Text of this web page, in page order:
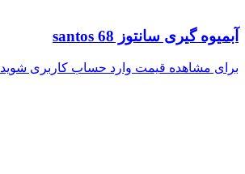
آبمیوه گیری سانتوز santos 68
برای مشاهده قیمت وارد حساب کاربری شوید